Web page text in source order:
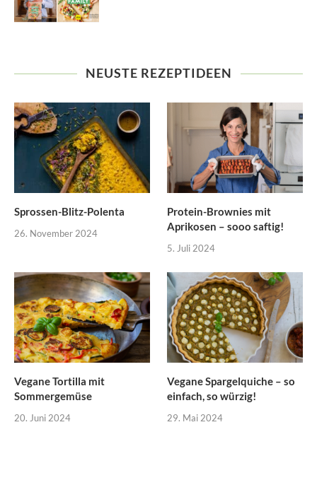
NEUSTE REZEPTIDEEN
Sprossen-Blitz-Polenta
26. November 2024
Protein-Brownies mit
Aprikosen – sooo saftig!
5. Juli 2024
Vegane Tortilla mit
Sommergemüse
20. Juni 2024
Vegane Spargelquiche – so
einfach, so würzig!
29. Mai 2024